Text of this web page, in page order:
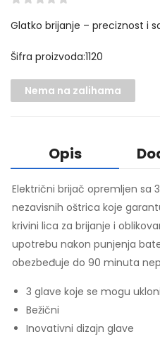
Glatko brijanje – preciznost i
Šifra proizvoda:1120
Nema na zalihama
Opis
Električni brijač opremljen sa
nezavisnih oštrica koje
krivini lica za brijanje i
upotrebu nakon punjenja
obezbeđuje do 90 minuta
3 glave koje se mogu
Bežični
Inovativni dizajn glave